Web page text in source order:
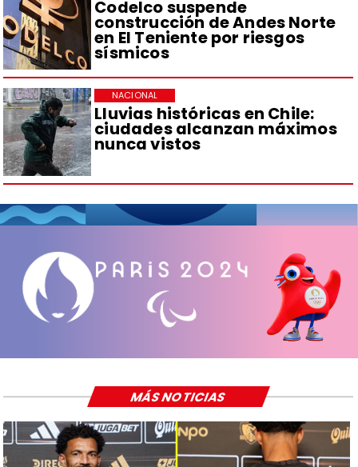
Codelco suspende
construcción de Andes Norte
en El Teniente por riesgos
sísmicos
Lluvias históricas en Chile:
ciudades alcanzan máximos
nunca vistos
NACIONAL
MÁS NOTICIAS